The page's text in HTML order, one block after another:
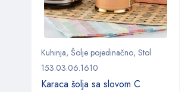
Kuhinja, Šolje pojedinačno, Stol
153.03.06.1610
Karaca šolja sa slovom C